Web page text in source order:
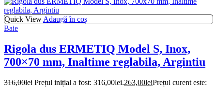
Quick View Adaugă în coș
Baie
Rigola dus ERMETIQ Model S, Inox,
700×70 mm, Inaltime reglabila, Argintiu
316,00lei Prețul inițial a fost: 316,00lei.263,00leiPrețul curent este: